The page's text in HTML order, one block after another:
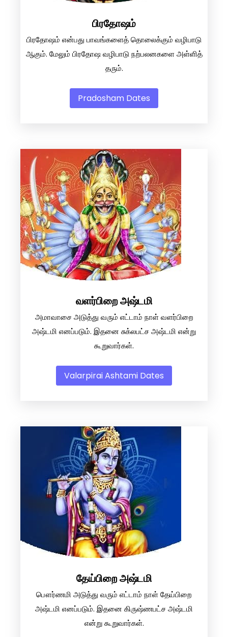
பிரதோஷம்
பிரதோஷம் என்பது பாவங்களைத் தொலைக்கும் வழிபாடு
ஆகும். மேலும் பிரதோஷ வழிபாடு நற்பலனகளை அள்ளித்
தரும்.
Pradosham Dates
வளர்பிறை அஷ்டமி
அமாவாசை அடுத்து வரும் எட்டாம் நாள் வளர்பிறை
அஷ்டமி எனப்படும். இதனை சுக்லபட்ச அஷ்டமி என்று
கூறுவார்கள்.
Valarpirai Ashtami Dates
தேய்பிறை அஷ்டமி
பௌர்ணமி அடுத்து வரும் எட்டாம் நாள் தேய்பிறை
அஷ்டமி எனப்படும். இதனை கிருஷ்ணபட்ச அஷ்டமி
என்று கூறுவார்கள்.